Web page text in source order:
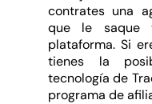
contrates una
que le saque
plataforma. Si
tienes la
tecnología de
programa de